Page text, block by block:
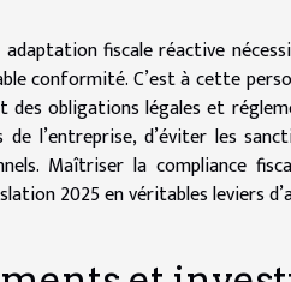
fiscale réactive
conformité. C’est à cette
des obligations légales et
l’entreprise, d’éviter les
Maîtriser la compliance
2025 en véritables leviers